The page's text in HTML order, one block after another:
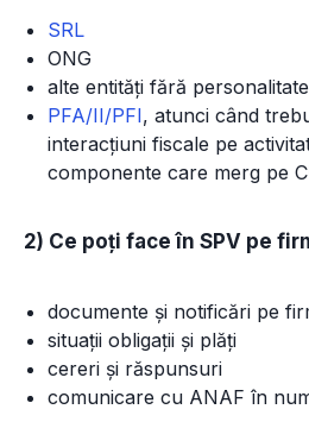
SRL
ONG
alte entități fără
PFA/II/PFI, atunci când
interacțiuni fiscale pe
componente care merg pe
2) Ce poți face în SPV pe
documente și notificări pe
situații obligații și plăți
cereri și răspunsuri
comunicare cu ANAF în